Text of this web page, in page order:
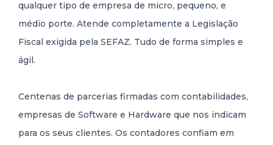
qualquer tipo de empresa de micro, pequeno, e
médio porte. Atende completamente a Legislação
Fiscal exigida pela SEFAZ. Tudo de forma simples e
ágil.
Centenas de parcerias firmadas com contabilidades,
empresas de Software e Hardware que nos indicam
para os seus clientes. Os contadores confiam em